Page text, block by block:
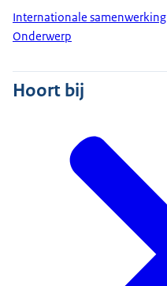
Internationale samenwerking
Onderwerp
Hoort bij